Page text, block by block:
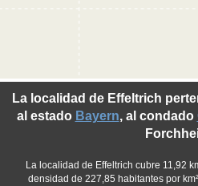
La localidad de Effeltrich
al estado Bayern, al condado
La localidad de Effeltrich cubre 11,92
densidad de 227,85 habitantes por